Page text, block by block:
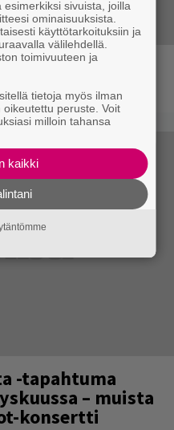
ilmestyy ensi
-tapahtuma
– muista
konsertti
sivuista, joilla
ominaisuuksista.
käyttötarkoituksiin ja
välilehdellä.
toimivuuteen ja
tietoja myös ilman
peruste. Voit
milloin tahansa
kaikki